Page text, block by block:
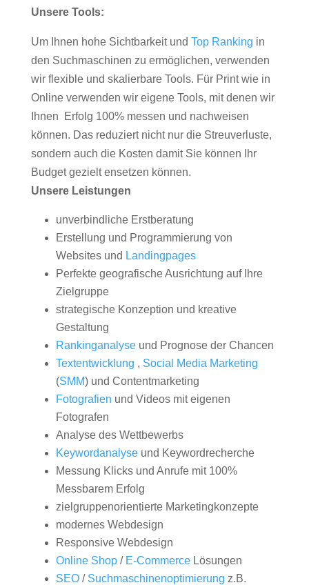
Unsere Tools:
Um Ihnen hohe Sichtbarkeit und Top Ranking in
den Suchmaschinen zu ermöglichen, verwenden
wir flexible und skalierbare Tools. Für Print wie in
Online verwenden wir eigene Tools, mit denen wir
Ihnen Erfolg 100% messen und nachweisen
können. Das reduziert nicht nur die Streuverluste,
sondern auch die Kosten damit Sie können Ihr
Budget gezielt ensetzen können.
Unsere Leistungen
unverbindliche Erstberatung
Erstellung und Programmierung von
Websites und Landingpages
Perfekte geografische Ausrichtung auf Ihre
Zielgruppe
strategische Konzeption und kreative
Gestaltung
Rankinganalyseund Prognose der Chancen
Textentwicklung , Social Media Marketing
(SMM) und Contentmarketing
Fotografien und Videos mit eigenen
Fotografen
Analyse des Wettbewerbs
Keywordanalyseund Keywordrecherche
Messung Klicks und Anrufe mit 100%
Messbarem Erfolg
zielgruppenorientierte Marketingkonzepte
modernes Webdesign
Responsive Webdesign
Online Shop/ E-CommerceLösungen
SEO/ Suchmaschinenoptimierung z.B.